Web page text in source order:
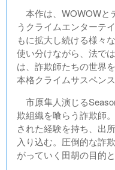
本作は、WOWOWと
うクライムエンターテ
もに拡大し続ける様々
使い分けながら、法で
は、詐欺師たちの世界
本格クライムサスペン
市原隼人演じる
欺組織を喰らう詐欺師
された経験を持ち、出
入り込む。圧倒的な詐
がっていく田胡の目的